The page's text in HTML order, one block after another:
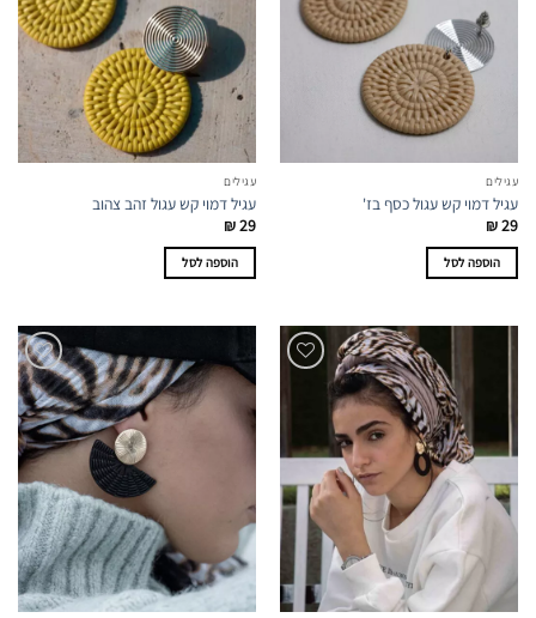
עגילים
עגיל דמוי קש עגול כסף בז'
₪29
הוספה לסל
עגילים
עגיל דמוי קש עגול זהב צהוב
₪29
הוספה לסל